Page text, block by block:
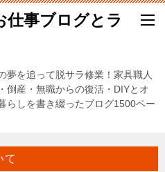
仕事ブログとラ
夢を追って脱サラ修業！家具職人
倒産・無職からの復活・DIYとオ
らしを書き綴ったブログ1500ペー
て